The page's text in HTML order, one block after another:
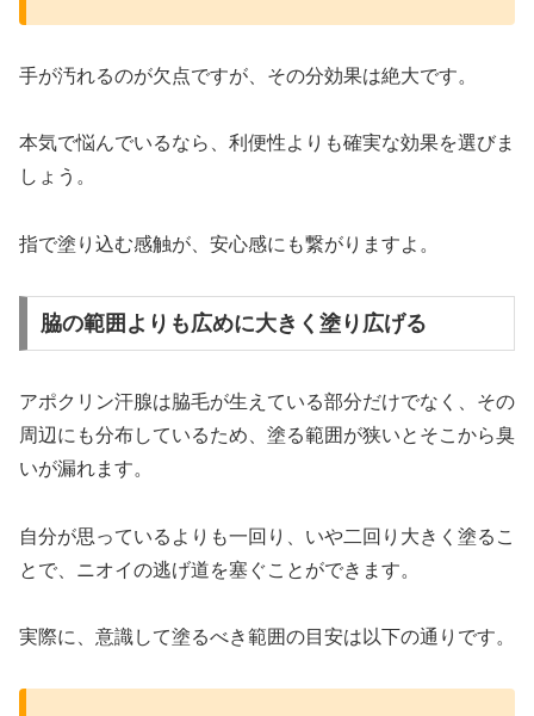
手が汚れるのが欠点ですが、その分効果は絶大です。
本気で悩んでいるなら、利便性よりも確実な効果を選びま
しょう。
指で塗り込む感触が、安心感にも繋がりますよ。
脇の範囲よりも広めに大きく塗り広げる
アポクリン汗腺は脇毛が生えている部分だけでなく、その
周辺にも分布しているため、塗る範囲が狭いとそこから臭
いが漏れます。
自分が思っているよりも一回り、いや二回り大きく塗るこ
とで、ニオイの逃げ道を塞ぐことができます。
実際に、意識して塗るべき範囲の目安は以下の通りです。